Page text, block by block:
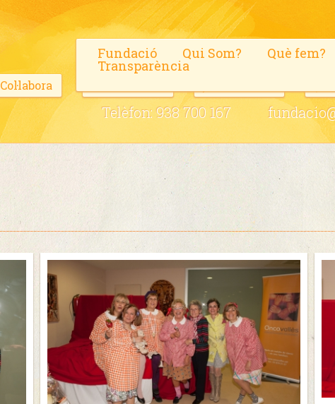
Col·labora
Telèfon: 938 700 167
Fundació Qui Som? Què fem?
Transparència